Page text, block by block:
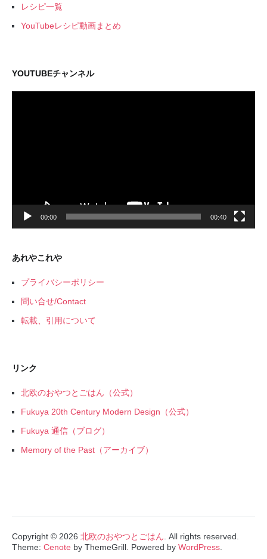
レシピ一覧
YouTubeレシピ動画まとめ
YOUTUBEチャンネル
00:00 00:40
あれやこれや
プライバシーポリシー
問い合せ/Contact
転載、引用について
リンク
北欧のおやつとごはん（公式）
Fukuya 20th Century Modern Design（公式）
Fukuya 通信（ブログ）
Memory of the Past（アーカイブ）
Copyright © 2026 北欧のおやつとごはん . All rights reserved.
Theme: Cenote by ThemeGrill. Powered by WordPress